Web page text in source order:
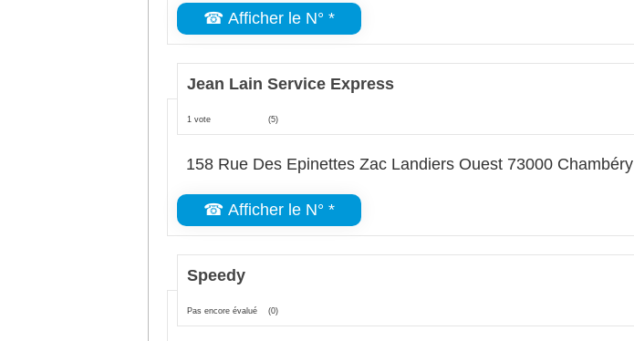
☎ Afficher le N° *
Jean Lain Service Express
1 vote (5)
158 Rue Des Epinettes Zac Landiers Ouest 73000 Chambéry
☎ Afficher le N° *
Speedy
Pas encore évalué (0)